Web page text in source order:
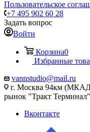
Пользовательское
+7 495 902 60 28
Задать вопрос
Войти
Корзина0
Избранные
vannstudio@mail.ru
г. Москва 94км
рынок "Тракт
Вконтакте